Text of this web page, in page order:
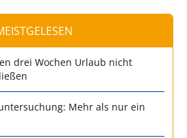
drei Wochen Urlaub nicht
Mehr als nur ein